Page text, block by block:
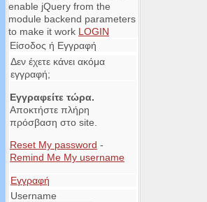
enable jQuery from the
module backend parameters
to make it work LOGIN
Είσοδος ή Εγγραφή
Δεν έχετε κάνει ακόμα
εγγραφή;
Εγγραφείτε τώρα.
Αποκτήστε πλήρη
πρόσβαση στο site.
Reset My password -
Remind Me My username
Εγγραφή
Username